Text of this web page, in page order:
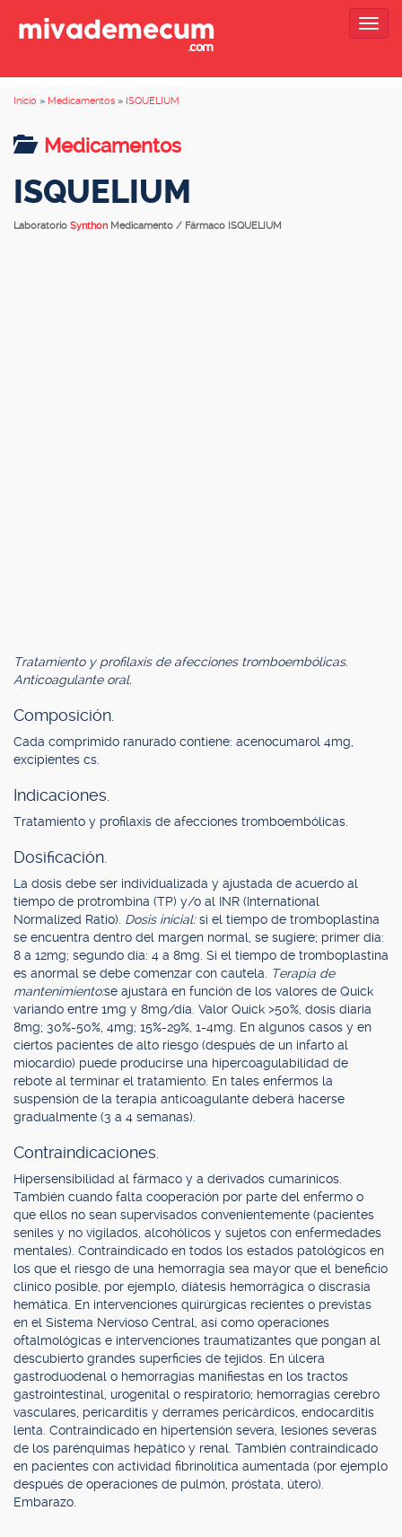
Inicio » Medicamentos » ISQUELIUM
Medicamentos
ISQUELIUM
Laboratorio Synthon Medicamento / Fármaco ISQUELIUM
Tratamiento y profilaxis de afecciones tromboembólicas.
Anticoagulante oral.
Composición.
Cada comprimido ranurado contiene: acenocumarol 4mg,
excipientes cs.
Indicaciones.
Tratamiento y profilaxis de afecciones tromboembólicas.
Dosificación.
La dosis debe ser individualizada y ajustada de acuerdo al
tiempo de protrombina (TP) y/o al INR (International
Normalized Ratio). Dosis inicial:si el tiempo de tromboplastina
se encuentra dentro del margen normal, se sugiere; primer día:
8 a 12mg; segundo día: 4 a 8mg. Si el tiempo de tromboplastina
es anormal se debe comenzar con cautela.
Terapia de
mantenimiento:se ajustará en función de los valores de Quick
variando entre 1mg y 8mg/día. Valor Quick >50%, dosis diaria
8mg; 30%-50%, 4mg; 15%-29%, 1-4mg. En algunos casos y en
ciertos pacientes de alto riesgo (después de un infarto al
miocardio) puede producirse una hipercoagulabilidad de
rebote al terminar el tratamiento. En tales enfermos la
suspensión de la terapia anticoagulante deberá hacerse
gradualmente (3 a 4 semanas).
Contraindicaciones.
Hipersensibilidad al fármaco y a derivados cumarínicos.
También cuando falta cooperación por parte del enfermo o
que ellos no sean supervisados convenientemente (pacientes
seniles y no vigilados, alcohólicos y sujetos con enfermedades
mentales). Contraindicado en todos los estados patológicos en
los que el riesgo de una hemorragia sea mayor que el beneficio
clínico posible, por ejemplo, diátesis hemorrágica o discrasia
hemática. En intervenciones quirúrgicas recientes o previstas
en el Sistema Nervioso Central, así como operaciones
oftalmológicas e intervenciones traumatizantes que pongan al
descubierto grandes superficies de tejidos. En úlcera
gastroduodenal o hemorragias manifiestas en los tractos
gastrointestinal, urogenital o respiratorio; hemorragias cerebro
vasculares, pericarditis y derrames pericárdicos, endocarditis
lenta. Contraindicado en hipertensión severa, lesiones severas
de los parénquimas hepático y renal. También contraindicado
en pacientes con actividad fibrinolítica aumentada (por ejemplo
después de operaciones de pulmón, próstata, útero).
Embarazo.